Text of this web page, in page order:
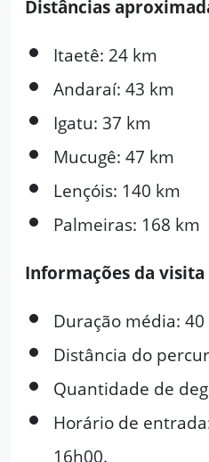
Distâncias
Itaetê: 24 km
Andaraí: 43 km
Igatu: 37 km
Mucugê: 47 km
Lençóis: 140 km
Palmeiras: 168 km
Informações da visita
Duração média:
Distância do
Quantidade de
Horário de
16h00.